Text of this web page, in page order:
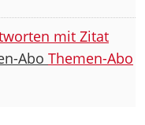
Themen-Abo